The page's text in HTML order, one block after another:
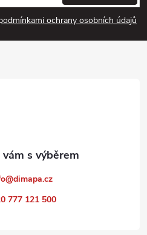
ochrany osobních údajů
@dimapa.cz
777 121 500